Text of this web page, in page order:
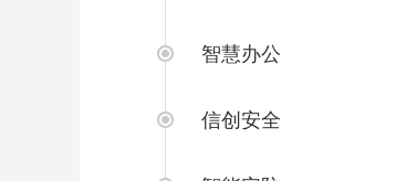
智慧办公
信创安全